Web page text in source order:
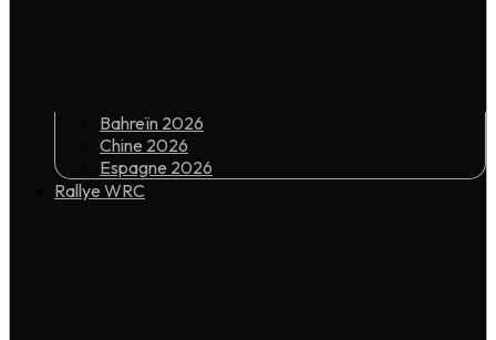
Bahreïn 2026
Chine 2026
Espagne 2026
Rallye WRC